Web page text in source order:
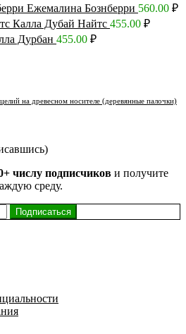
Ежемалина Бознберри 560.00 ₽
Калла Дубай Найтс 455.00 ₽
Дурбан 455.00 ₽
на древесном носителе (деревянные палочки)
числу подписчиков и получите
среду.